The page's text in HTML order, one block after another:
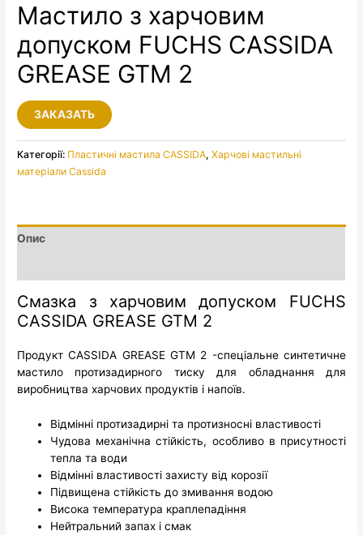
Мастило з харчовим
допуском FUCHS CASSIDA
GREASE GTM 2
ЗАКАЗАТЬ
Категорії: Пластичні мастила CASSIDA,Харчові мастильні
матеріали Cassida
Опис
Смазка з харчовим допуском FUCHS
CASSIDA GREASE GTM 2
Продукт CASSIDA GREASE GTM 2 -спеціальне синтетичне
мастило протизадирного тиску для обладнання для
виробництва харчових продуктів і напоїв.
Відмінні протизадирні та протизносні властивості
Чудова механічна стійкість, особливо в присутності
тепла та води
Відмінні властивості захисту від корозії
Підвищена стійкість до змивання водою
Висока температура краплепадіння
Нейтральний запах і смак